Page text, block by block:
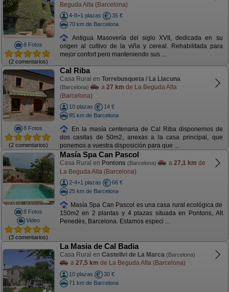
8 Fotos
(2 comentarios)
Beguda Alta (Barcelona)
4-8+1 plazas
35 €
70 km de Barcelona
Antigua Masovería del siglo XVII, dedicada en su
origen al cultivo de la viña y cereal. Rehabilitada para
mejor confort pero manteniendo sus ...
8 Fotos
(2 comentarios)
Cal Riba
Casa Rural en Torrebusqueta / La Llacuna
(Barcelona) a 27 km de La Beguda Alta
(Barcelona)
10 plazas
14 €
85 km de Barcelona
En la masía centenaria de Cal Riba disponemos de
dos casitas de 50m2, anexas a la casa principal, que
ponemos a vuestra disposición para que ...
8 Fotos
Video
(3 comentarios)
Masía Spa Can Pascol
Casa Rural en Pontons (Barcelona) a 27,1 km de
La Beguda Alta (Barcelona)
2-4+1 plazas
66 €
25 km de Barcelona
Masía Spa Can Pascol es una casa rural ecológica de
150m2 en 2 plantas y 4 plazas situada en Pontons, Alt
Penedès, Barcelona. Estamos especi ...
La Masia de Cal Badia
Casa Rural en Castellvi de La Marca (Barcelona)
a 27,5 km de La Beguda Alta (Barcelona)
10 plazas
30 €
71 km de Barcelona